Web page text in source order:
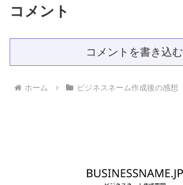
コメント
コメントを書き込む
ホーム ビジネスネーム作成後の感想